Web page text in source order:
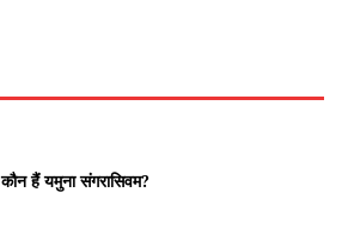
कौन हैं यमुना संगरासिवम?